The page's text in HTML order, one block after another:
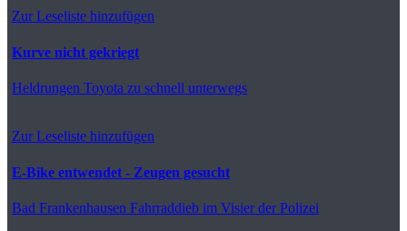
Zur Leseliste hinzufügen
Kurve nicht gekriegt
Heldrungen Toyota zu schnell unterwegs
Zur Leseliste hinzufügen
E-Bike entwendet - Zeugen gesucht
Bad Frankenhausen Fahrraddieb im Visier der Polizei